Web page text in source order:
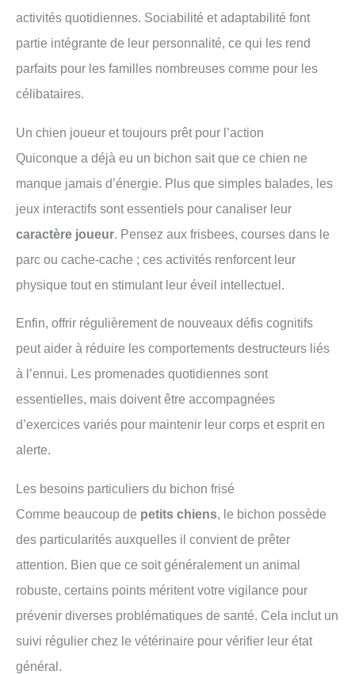
activités quotidiennes. Sociabilité et adaptabilité font
partie intégrante de leur personnalité, ce qui les rend
parfaits pour les familles nombreuses comme pour les
célibataires.
Un chien joueur et toujours prêt pour l’action
Quiconque a déjà eu un bichon sait que ce chien ne
manque jamais d’énergie. Plus que simples balades, les
jeux interactifs sont essentiels pour canaliser leur
caractère joueur. Pensez aux frisbees, courses dans le
parc ou cache-cache ; ces activités renforcent leur
physique tout en stimulant leur éveil intellectuel.
Enfin, offrir régulièrement de nouveaux défis cognitifs
peut aider à réduire les comportements destructeurs liés
à l’ennui. Les promenades quotidiennes sont
essentielles, mais doivent être accompagnées
d’exercices variés pour maintenir leur corps et esprit en
alerte.
Les besoins particuliers du bichon frisé
Comme beaucoup de petits chiens , le bichon possède
des particularités auxquelles il convient de prêter
attention. Bien que ce soit généralement un animal
robuste, certains points méritent votre vigilance pour
prévenir diverses problématiques de santé. Cela inclut un
suivi régulier chez le vétérinaire pour vérifier leur état
général.